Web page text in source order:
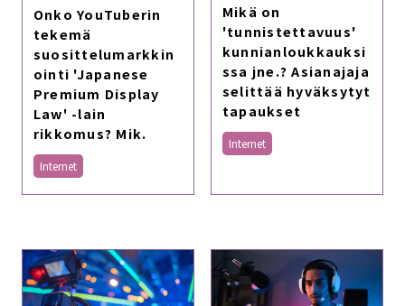
Onko YouTuberin
tekemä
suosittelumarkkin
ointi 'Japanese
Premium Display
Law' -lain
rikkomus? Mik.
Internet
Mikä on
'tunnistettavuus'
kunnianloukkauksi
ssa jne.? Asianajaja
selittää hyväksytyt
tapaukset
Internet